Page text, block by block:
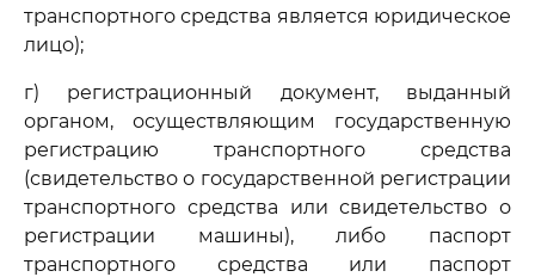
транспортного средства является юридическое
лицо);
г) регистрационный документ, выданный
органом, осуществляющим государственную
регистрацию транспортного средства
(свидетельство о государственной регистрации
транспортного средства или свидетельство о
регистрации машины), либо паспорт
транспортного средства или паспорт